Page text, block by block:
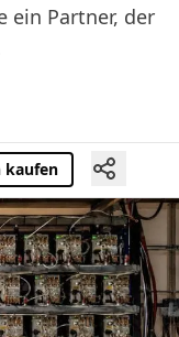
ein Partner, der
kaufen